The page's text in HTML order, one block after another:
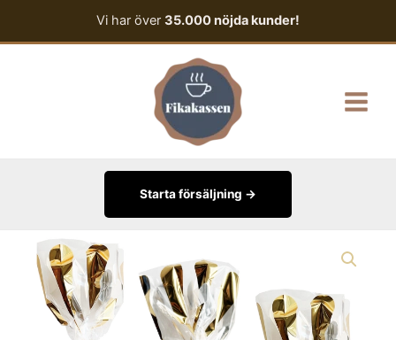
innehåll
Vi har över 35.000 nöjda kunder!
Menu
Starta försäljning →
Polkakarameller
mängd